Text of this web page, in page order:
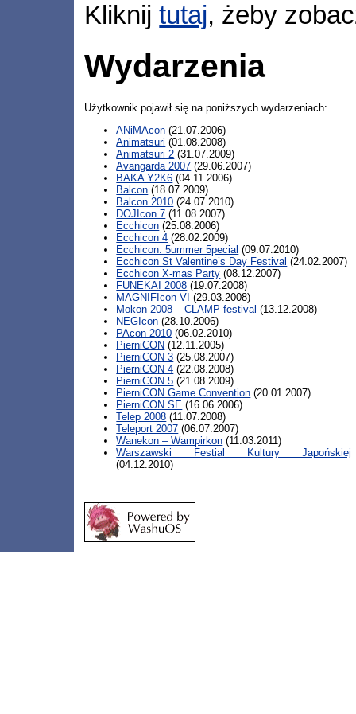
Kliknijtutaj, żeby
Wydarzenia
Użytkownik pojawił się na poniższych wydarzeniach:
ANiMAcon (21.07.2006)
Animatsuri (01.08.2008)
Animatsuri 2 (31.07.2009)
Avangarda 2007 (29.06.2007)
BAKA Y2K6 (04.11.2006)
Balcon (18.07.2009)
Balcon 2010 (24.07.2010)
DOJIcon 7 (11.08.2007)
Ecchicon (25.08.2006)
Ecchicon 4 (28.02.2009)
Ecchicon: 5ummer 5pecial (09.07.2010)
Ecchicon St Valentine’s Day Festival (24.02.2007)
Ecchicon X-mas Party (08.12.2007)
FUNEKAI 2008 (19.07.2008)
MAGNIFIcon VI (29.03.2008)
Mokon 2008 – CLAMP festival (13.12.2008)
NEGIcon (28.10.2006)
PAcon 2010 (06.02.2010)
PierniCON (12.11.2005)
PierniCON 3 (25.08.2007)
PierniCON 4 (22.08.2008)
PierniCON 5 (21.08.2009)
PierniCON Game Convention (20.01.2007)
PierniCON SE (16.06.2006)
Telep 2008 (11.07.2008)
Teleport 2007 (06.07.2007)
Wanekon – Wampirkon (11.03.2011)
Warszawski Festial Kultury Japońskiej
(04.12.2010)